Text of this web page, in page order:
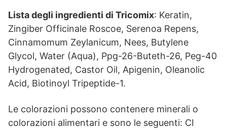
Lista degli ingredienti di Tricomix: Keratin,
Zingiber Officinale Roscoe, Serenoa Repens,
Cinnamomum Zeylanicum, Nees, Butylene
Glycol, Water (Aqua), Ppg-26-Buteth-26, Peg-40
Hydrogenated, Castor Oil, Apigenin, Oleanolic
Acid, Biotinoyl Tripeptide-1.
Le colorazioni possono contenere minerali o
colorazioni alimentari e sono le seguenti: CI